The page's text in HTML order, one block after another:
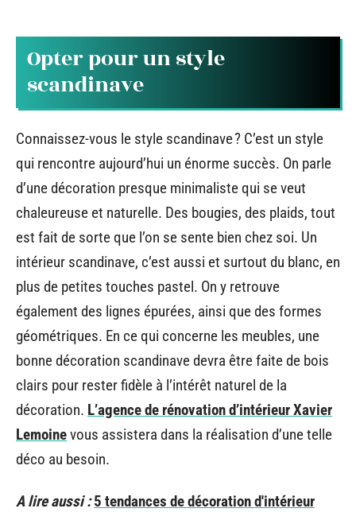
Opter pour un style
scandinave
Connaissez-vous le style scandinave ? C’est un style
qui rencontre aujourd’hui un énorme succès. On parle
d’une décoration presque minimaliste qui se veut
chaleureuse et naturelle. Des bougies, des plaids, tout
est fait de sorte que l’on se sente bien chez soi. Un
intérieur scandinave, c’est aussi et surtout du blanc, en
plus de petites touches pastel. On y retrouve
également des lignes épurées, ainsi que des formes
géométriques. En ce qui concerne les meubles, une
bonne décoration scandinave devra être faite de bois
clairs pour rester fidèle à l’intérêt naturel de la
décoration. L’agence de rénovation d’intérieur Xavier
Lemoinevous assistera dans la réalisation d’une telle
déco au besoin.
A lire aussi : 5 tendances de décoration d'intérieur